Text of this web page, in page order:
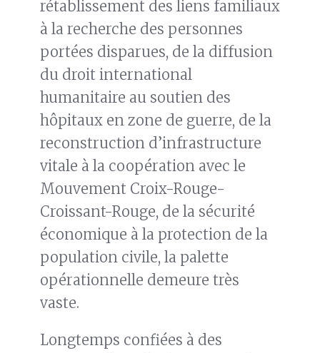
rétablissement des liens familiaux
à la recherche des personnes
portées disparues, de la diffusion
du droit international
humanitaire au soutien des
hôpitaux en zone de guerre, de la
reconstruction d’infrastructure
vitale à la coopération avec le
Mouvement Croix-Rouge-
Croissant-Rouge, de la sécurité
économique à la protection de la
population civile, la palette
opérationnelle demeure très
vaste.
Longtemps confiées à des